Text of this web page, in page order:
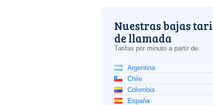
Nuestras bajas
de llamada
Tarifas por minuto a partir de:
Argentina
Chile
Colombia
España